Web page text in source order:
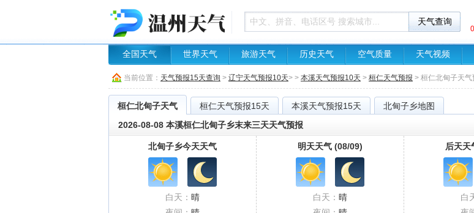
全国天气 世界天气 旅游天气 历史天气 空气质量 天气视频
当前位置： 天气预报15天查询 > 辽宁天气预报10天> > 本溪天气预报10天 > 桓仁天气预报 > 桓仁北甸子天气
桓仁北甸子天气 桓仁天气预报15天 本溪天气预报15天
北甸子乡地图
2026-08-08 本溪桓仁北甸子乡末来三天天气预报
北甸子乡今天天气
白天： 晴
明天天气 (08/09)
白天： 晴
后天天
白